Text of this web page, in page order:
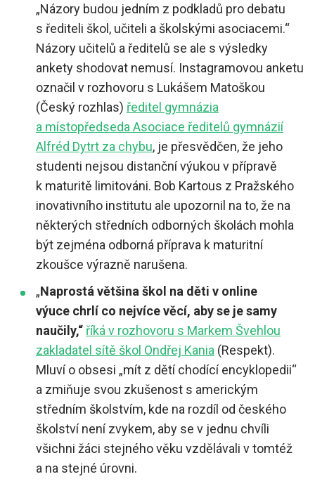
„Názory budou jedním z podkladů pro debatu
s řediteli škol, učiteli a školskými asociacemi.“
Názory učitelů a ředitelů se ale s výsledky
ankety shodovat nemusí. Instagramovou anketu
označil v rozhovoru s Lukášem Matoškou
(Český rozhlas) ředitel gymnázia
a místopředseda Asociace ředitelů gymnázií
Alfréd Dytrt za chybu, je přesvědčen, že jeho
studenti nejsou distanční výukou v přípravě
k maturitě limitováni. Bob Kartous z Pražského
inovativního institutu ale upozornil na to, že na
některých středních odborných školách mohla
být zejména odborná příprava k maturitní
zkoušce výrazně narušena.
„Naprostá většina škol na děti v online
výuce chrlí co nejvíce věcí, aby se je samy
naučily,“ říká v rozhovoru s Markem Švehlou
zakladatel sítě škol Ondřej Kania (Respekt).
Mluví o obsesi „mít z dětí chodící encyklopedii“
a zmiňuje svou zkušenost s americkým
středním školstvím, kde na rozdíl od českého
školství není zvykem, aby se v jednu chvíli
všichni žáci stejného věku vzdělávali v tomtéž
a na stejné úrovni.